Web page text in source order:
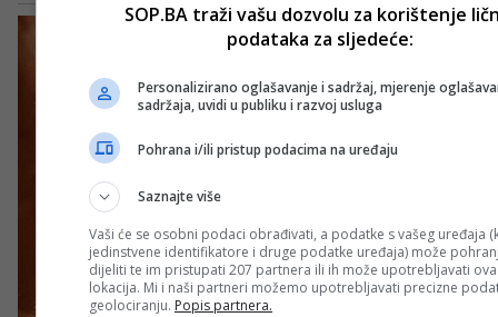
SOP.BA traži vašu dozvolu za korištenje
podataka za sljedeće:
Personalizirano oglašavanje i sadržaj, mjerenje
sadržaja, uvidi u publiku i razvoj usluga
Pohrana i/ili pristup podacima na uređaju
Saznajte više
Vaši će se osobni podaci obrađivati, a podatke s vašeg uređaja
jedinstvene identifikatore i druge podatke uređaja) može
dijeliti te im pristupati 207 partnera ili ih može upotrebljavati
lokacija. Mi i naši partneri možemo upotrebljavati precizne
geolociranju. Popis partnera.